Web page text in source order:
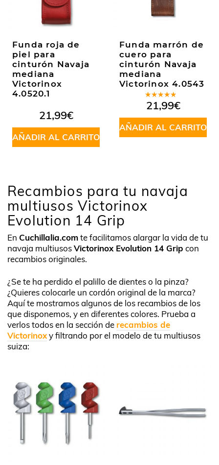
Funda roja de
piel para
cinturón Navaja
mediana
Victorinox
4.0520.1
21,99€
AÑADIR AL CARRITO
Funda marrón de
cuero para
cinturón Navaja
mediana
Victorinox 4.0543
Valorado
en4.50
de 5
21,99€
AÑADIR AL CARRITO
Recambios para tu navaja
multiusos Victorinox
Evolution 14 Grip
En Cuchillalia.comte facilitamos alargar la vida de tu
navaja multiusosVictorinox Evolution 14 Grip con
recambios originales.
¿Se te ha perdido el palillo de dientes o la pinza?
¿Quieres colocarle un cordón original de la marca?
Aquí te mostramos algunos de los recambios de los
que disponemos, y en diferentes colores. Prueba a
verlos todos en la sección de recambios de
Victorinoxy filtrando por el modelo de tu multiusos
suiza: